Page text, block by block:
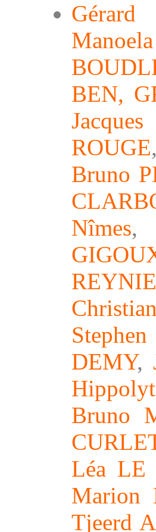
BEN,
ROUGE,
Bruno
Nîmes,
DEMY,
Bruno
Léa LE
Marion
Tjeerd A